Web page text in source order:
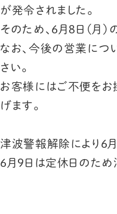
が発令されました。
そのため、6月８日（月
なお、今後の営業につ
さい。
お客様にはご不便をお
げます。
津波警報解除により6
6月9日は定休日のた